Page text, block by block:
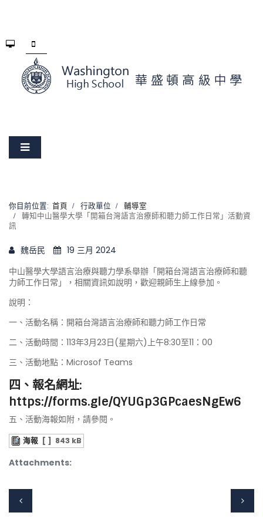
你目前位置: 首頁 行政單位
輔導室
轉知中山醫學大學「開箱台灣語言治療師和聽力師工作日常」活動資
訊
魏岳民
19 三月 2024
中山醫學大學語言治療與聽力學系舉辦「開箱台灣語言治療師和聽
力師工作日常」，相關資訊如說明，歡迎親師生上線參加。
說明：
一、活動名稱：開箱台灣語言治療師和聽力師工作日常
二、活動時間：113年3月23日(星期六)上午8:30至11：00
三、活動地點：Microsof Teams
四、報名網址:
https://forms.gle/QYUGp3GPcaesNgEw6
五、活動海報如附，請參閱。
Attachments:
海報 [ ] 843 kB